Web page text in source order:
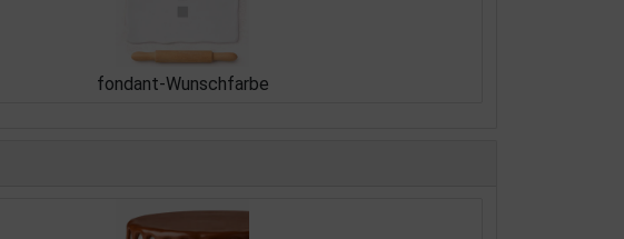
fondant-Wunschfarbe